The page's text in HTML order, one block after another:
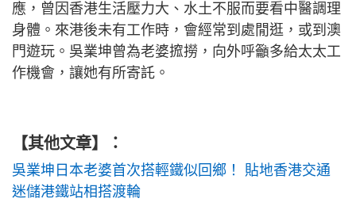
應，曾因香港生活壓力大、水土不服而要看中醫調理
身體。來港後未有工作時，會經常到處閒逛，或到澳
門遊玩。吳業坤曾為老婆搲撈，向外呼籲多給太太工
作機會，讓她有所寄託。
【其他文章】：
吳業坤日本老婆首次搭輕鐵似回鄉！ 貼地香港交通
迷儲港鐵站相搭渡輪